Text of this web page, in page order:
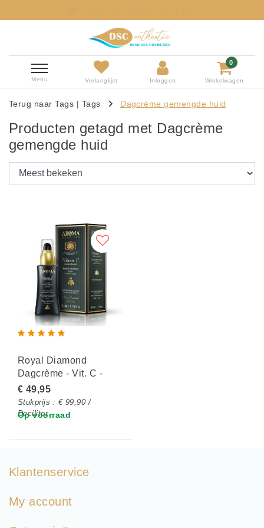
Menu Verlanglijst Inloggen
0
Winkelwagen
Terug naar Tags | Tags Dagcrème gemengde huid
Producten getagd met Dagcrème
gemengde huid
Royal Diamond
Dagcrème - Vit. C -
Normaal tot Vette huid
€ 49,95
Stukprijs : € 99,90 /
Deciliter
Op voorraad
Klantenservice
My account